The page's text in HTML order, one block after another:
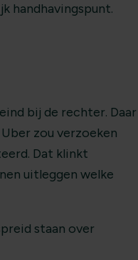
handhavingspunt.
bij de rechter. Daar
zou verzoeken
Dat klinkt
uitleggen welke
staan over